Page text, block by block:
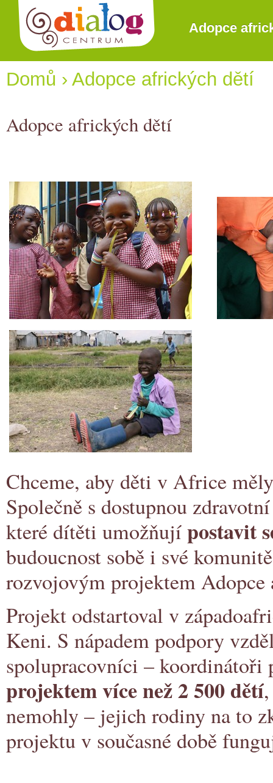
Adopce
Domů › Adopce afrických dětí
Adopce afrických dětí
Chceme, aby děti v Africe
Společně s dostupnou
které dítěti umožňujípostavit
budoucnost sobě i své
rozvojovým projektem
Projekt odstartoval v
Keni. S nápadem podpory
spolupracovníci –
projektem více než 2 500 dětí
nemohly – jejich rodiny na to
projektu v současné době